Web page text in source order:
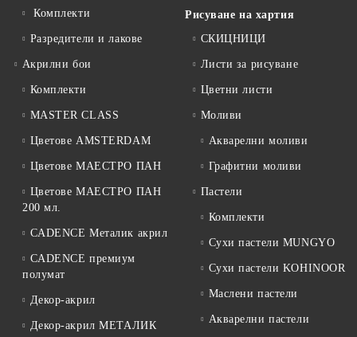
Комплекти
Разредители и лакове
Акрилни бои
Комплекти
MASTER CLASS
Цветове AMSTERDAM
Цветове МАЕСТРО ПАН
Цветове МАЕСТРО ПАН
200 мл.
CADENCE Металик акрил
CADENCE премиум
полумат
Декор-акрил
Декор-акрил МЕТАЛИК
Рисуване на хартия
СКИЦНИЦИ
Листи за рисуване
Цветни листи
Моливи
Акварелни моливи
Графитни моливи
Пастели
Комплекти
Сухи пастели MUNGYO
Сухи пастели KOHINOOR
Маслени пастели
Акварелни пастели